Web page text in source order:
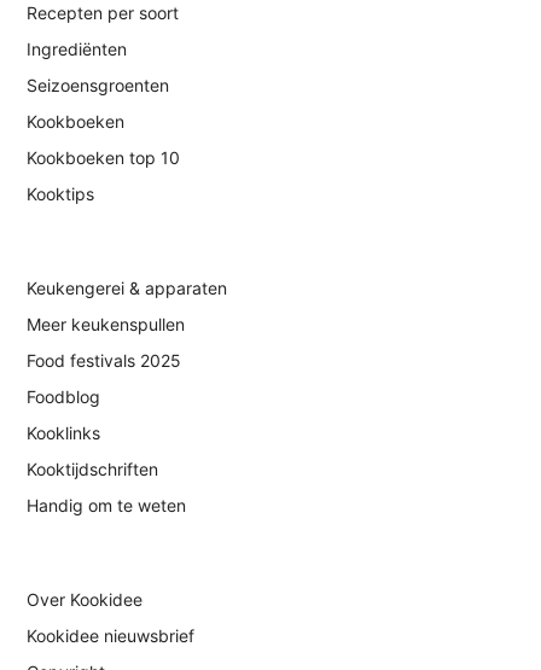
Recepten per soort
Ingrediënten
Seizoensgroenten
Kookboeken
Kookboeken top 10
Kooktips
Keukengerei & apparaten
Meer keukenspullen
Food festivals 2025
Foodblog
Kooklinks
Kooktijdschriften
Handig om te weten
Over Kookidee
Kookidee nieuwsbrief